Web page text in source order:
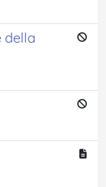
della